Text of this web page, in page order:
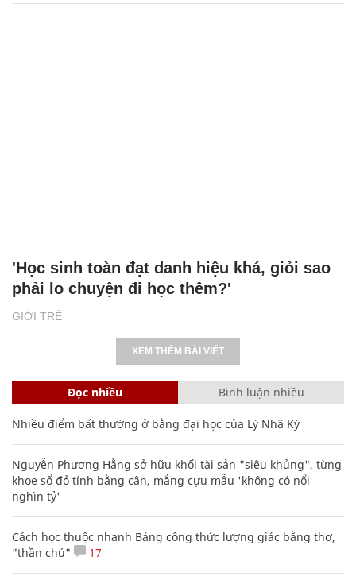
GIỚI TRẺ
'Học sinh toàn đạt danh hiệu khá, giỏi sao
phải lo chuyện đi học thêm?'
XEM THÊM BÀI VIẾT
Đọc nhiều Bình luận nhiều
Nhiều điểm bất thường ở bằng đại học của Lý Nhã Kỳ
Nguyễn Phương Hằng sở hữu khối tài sản "siêu khủng", từng
khoe sổ đỏ tính bằng cân, mắng cựu mẫu 'không có nổi
nghìn tỷ'
Cách học thuộc nhanh Bảng công thức lượng giác bằng thơ,
"thần chú"
17